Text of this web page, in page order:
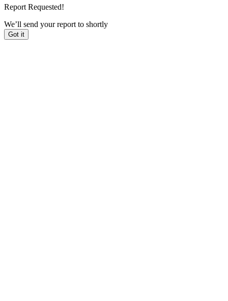
Report Requested!
We’ll send your report to shortly
Got it